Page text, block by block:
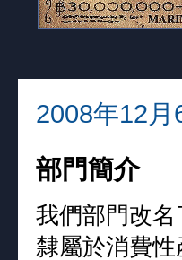
2008年12
部門簡介
我們部門改
隸屬於消費